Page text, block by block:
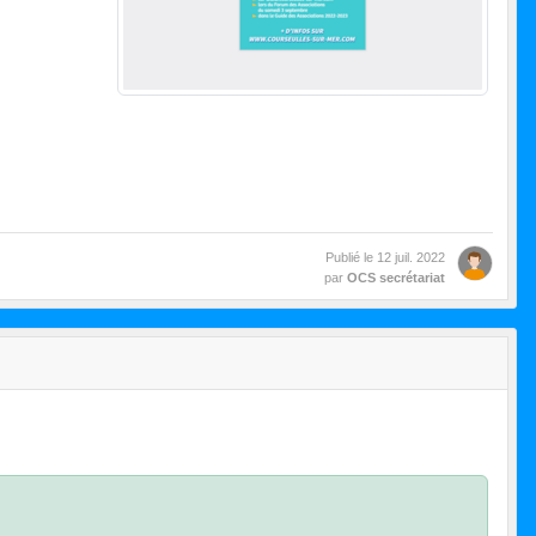
Publié le 12 juil. 2022
par OCS secrétariat